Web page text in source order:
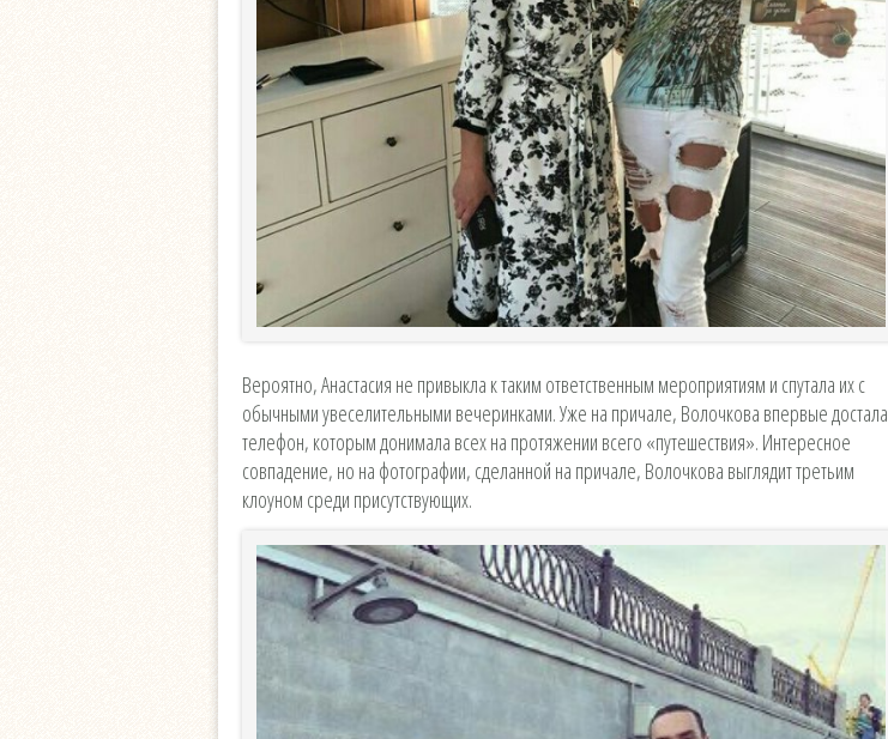
Вероятно, Анастасия не привыкла к таким ответственным мероприятиям и спутала их с
обычными увеселительными вечеринками. Уже на причале, Волочкова впервые достала
телефон, которым донимала всех на протяжении всего «путешествия». Интересное
совпадение, но на фотографии, сделанной на причале, Волочкова выглядит третьим
клоуном среди присутствующих.